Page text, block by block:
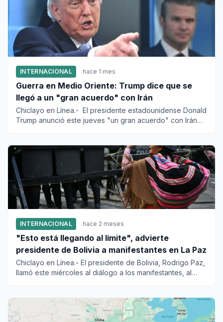
INTERNACIONAL hace 1 mes
Guerra en Medio Oriente: Trump dice que se
llegó a un "gran acuerdo" con Irán
Chiclayo en Línea.- El presidente estadounidense Donald
Trump anunció este jueves "un gran acuerdo" con Irán
INTERNACIONAL hace 2 meses
"Esto está llegando al límite", advierte
presidente de Bolivia a manifestantes en La Paz
Chiclayo en Línea.- El presidente de Bolivia, Rodrigo Paz,
llamó este miércoles al diálogo a los manifestantes, al